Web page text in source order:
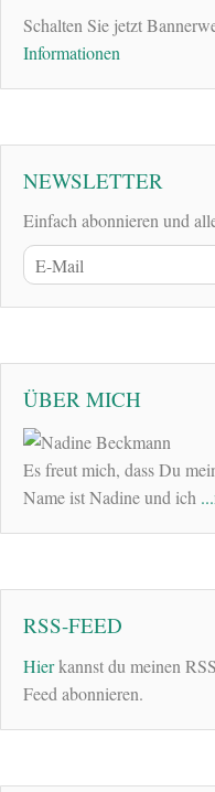
Schalten Sie jetzt
Informationen
NEWSLETTER
Einfach abonnieren und
ÜBER MICH
Es freut mich, dass Du
Name ist Nadine und ich
RSS-FEED
Hierkannst du meinen
Feed abonnieren.